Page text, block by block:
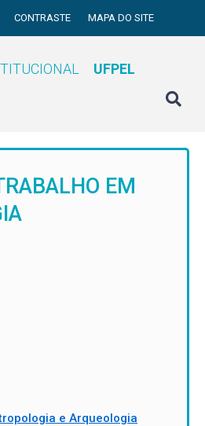
CONTRASTE MAPA DO SITE
UFPEL
EM
e Arqueologia